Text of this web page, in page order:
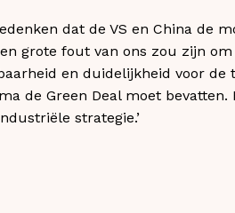
dat de VS en China de
grote fout van ons zou zijn
en duidelijkheid voor
de Green Deal moet
strategie.’